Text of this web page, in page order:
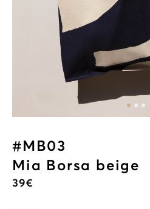
#MB03
Mia Borsa beige
39€